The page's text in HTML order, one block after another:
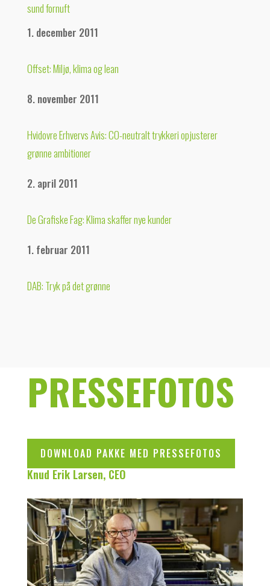
sund fornuft
1. december 2011
Offset: Miljø, klima og lean
8. november 2011
Hvidovre Erhvervs Avis: CO-neutralt trykkeri opjusterer
grønne ambitioner
2. april 2011
De Grafiske Fag: Klima skaffer nye kunder
1. februar 2011
DAB: Tryk på det grønne
PRESSEFOTOS
DOWNLOAD PAKKE MED PRESSEFOTOS
Knud Erik Larsen, CEO